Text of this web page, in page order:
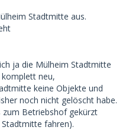
Stadtmitte aus.
ja die Mülheim Stadtmitte
neu,
keine Objekte und
noch nicht gelöscht habe.
zum Betriebshof gekürzt
fahren).